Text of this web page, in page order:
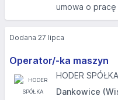
umowa o pracę
Operator/-ka maszyn
HODER
Dankowice
Dodana 27 lipca